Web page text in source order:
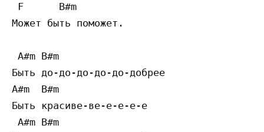
F      B#m
Может быть поможет.
A#m B#m
Быть до-до-до-до-до-добрее
A#m  B#m
Быть красиве-ве-е-е-е-е
A#m B#m